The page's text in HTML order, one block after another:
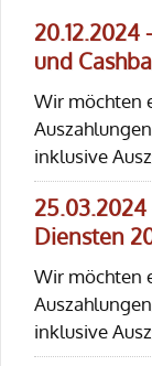
20.12.2024
und
Wir möchten
inklusive
25.03.2024
Diensten
Wir möchten
inklusive